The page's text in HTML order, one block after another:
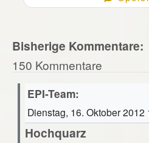
Bisherige Kommentare:
150 Kommentare
EPI-Team:
Dienstag, 16. Oktober 2012
Hochquarz